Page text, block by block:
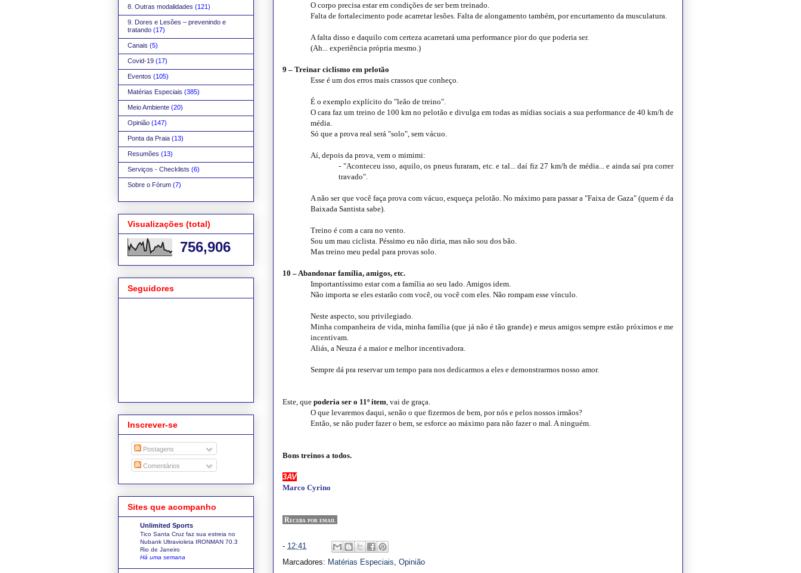
O corpo precisa estar em condições de ser bem treinado.
Falta de fortalecimento pode acarretar lesões. Falta de alongamento também, por encurtamento da musculatura.
A falta disso e daquilo com certeza acarretará uma performance pior do que poderia ser.
(Ah... experiência própria mesmo.)
9 – Treinar ciclismo em pelotão
Esse é um dos erros mais crassos que conheço.
É o exemplo explícito do "leão de treino".
O cara faz um treino de 100 km no pelotão e divulga em todas as mídias sociais a sua performance de 40 km/h de
média.
Só que a prova real será "solo", sem vácuo.
Aí, depois da prova, vem o mimimi:
- "Aconteceu isso, aquilo, os pneus furaram, etc. e tal... daí fiz 27 km/h de média... e ainda saí pra correr
travado".
A não ser que você faça prova com vácuo, esqueça pelotão. No máximo para passar a "Faixa de Gaza" (quem é da
Baixada Santista sabe).
Treino é com a cara no vento.
Sou um mau ciclista. Péssimo eu não diria, mas não sou dos bão.
Mas treino meu pedal para provas solo.
10 – Abandonar família, amigos, etc.
Importantíssimo estar com a família ao seu lado. Amigos idem.
Não importa se eles estarão com você, ou você com eles. Não rompam esse vínculo.
Neste aspecto, sou privilegiado.
Minha companheira de vida, minha família (que já não é tão grande) e meus amigos sempre estão próximos e me
incentivam.
Aliás, a Neuza é a maior e melhor incentivadora.
Sempre dá pra reservar um tempo para nos dedicarmos a eles e demonstrarmos nosso amor.
Este, que poderia ser o 11º item, vai de graça.
O que levaremos daqui, senão o que fizermos de bem, por nós e pelos nossos irmãos?
Então, se não puder fazer o bem, se esforce ao máximo para não fazer o mal. A ninguém.
Bons treinos a todos.
3AV
Marco Cyrino
Receba por email
- 12:41
Marcadores: Matérias Especiais, Opinião
8. Outras modalidades (121)
9. Dores e Lesões – prevenindo e
tratando (17)
Canais (5)
Covid-19 (17)
Eventos (105)
Matérias Especiais (385)
Meio Ambiente (20)
Opinião (147)
Ponta da Praia (13)
Resumões (13)
Serviços - Checklists (6)
Sobre o Fórum (7)
Visualizações (total)
756,906
Seguidores
Inscrever-se
Postagens
Comentários
Sites que acompanho
Unlimited Sports
Tico Santa Cruz faz sua estreia no
Nubank Ultravioleta IRONMAN 70.3
Rio de Janeiro
Há uma semana